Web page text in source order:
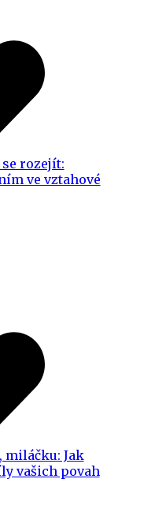
se rozejít:
ve vztahové
miláčku: Jak
vašich povah